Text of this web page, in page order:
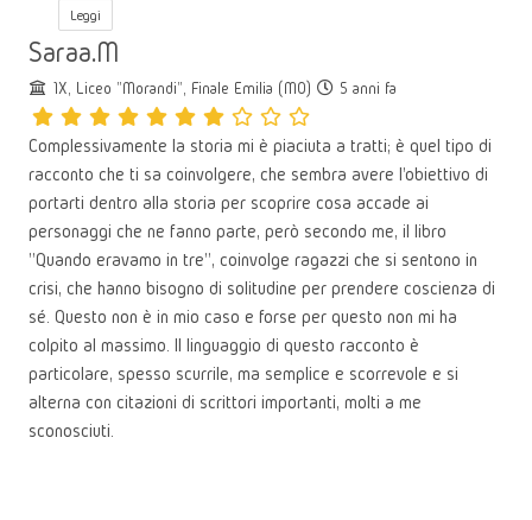
Leggi
Saraa.M
1X, Liceo "Morandi", Finale Emilia (MO) 5 anni fa
Complessivamente la storia mi è piaciuta a tratti; è quel tipo di
racconto che ti sa coinvolgere, che sembra avere l'obiettivo di
portarti dentro alla storia per scoprire cosa accade ai
personaggi che ne fanno parte, però secondo me, il libro
"Quando eravamo in tre", coinvolge ragazzi che si sentono in
crisi, che hanno bisogno di solitudine per prendere coscienza di
sé. Questo non è in mio caso e forse per questo non mi ha
colpito al massimo. Il linguaggio di questo racconto è
particolare, spesso scurrile, ma semplice e scorrevole e si
alterna con citazioni di scrittori importanti, molti a me
sconosciuti.